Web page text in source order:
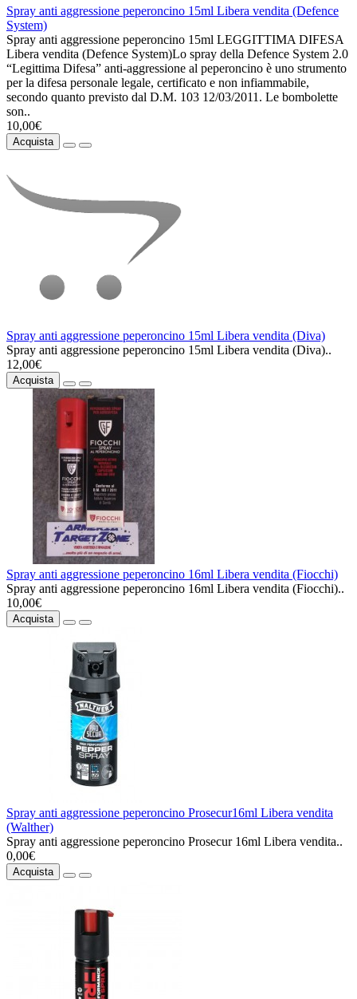
Spray anti aggressione peperoncino 15ml Libera vendita (Defence
System)
Spray anti aggressione peperoncino 15ml LEGGITTIMA DIFESA
Libera vendita (Defence System)Lo spray della Defence System 2.0
“Legittima Difesa” anti-aggressione al peperoncino è uno strumento
per la difesa personale legale, certificato e non infiammabile,
secondo quanto previsto dal D.M. 103 12/03/2011. Le bombolette
son..
10,00€
Acquista
Spray anti aggressione peperoncino 15ml Libera vendita (Diva)
Spray anti aggressione peperoncino 15ml Libera vendita (Diva)..
12,00€
Acquista
Spray anti aggressione peperoncino 16ml Libera vendita (Fiocchi)
Spray anti aggressione peperoncino 16ml Libera vendita (Fiocchi)..
10,00€
Acquista
Spray anti aggressione peperoncino Prosecur16ml Libera vendita
(Walther)
Spray anti aggressione peperoncino Prosecur 16ml Libera vendita..
0,00€
Acquista